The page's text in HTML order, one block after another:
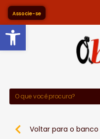
Barra de
Associe-se
Voltar para o